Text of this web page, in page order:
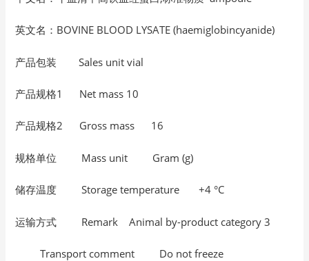
英文名：BOVINE BLOOD LYSATE (haemiglobincyanide)
产品包装 Sales unit vial
产品规格1 Net mass 10
产品规格2 Gross mass 16
规格单位 Mass unit Gram (g)
储存温度 Storage temperature +4 °C
运输方式 Remark Animal by-product category 3
Transport comment Do not freeze